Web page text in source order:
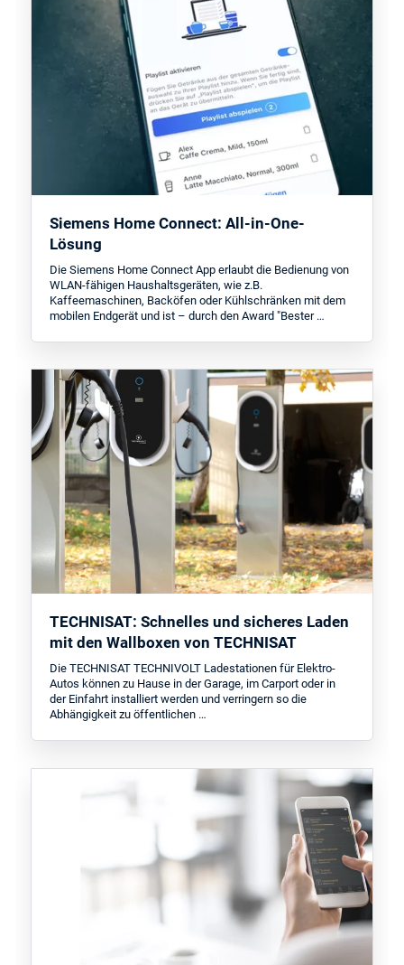
Siemens Home Connect: All-in-One-
Lösung
Die Siemens Home Connect App erlaubt die Bedienung von
WLAN-fähigen Haushaltsgeräten, wie z.B.
Kaffeemaschinen, Backöfen oder Kühlschränken mit dem
mobilen Endgerät und ist – durch den Award "Bester …
TECHNISAT: Schnelles und sicheres Laden
mit den Wallboxen von TECHNISAT
Die TECHNISAT TECHNIVOLT Ladestationen für Elektro-
Autos können zu Hause in der Garage, im Carport oder in
der Einfahrt installiert werden und verringern so die
Abhängigkeit zu öffentlichen …